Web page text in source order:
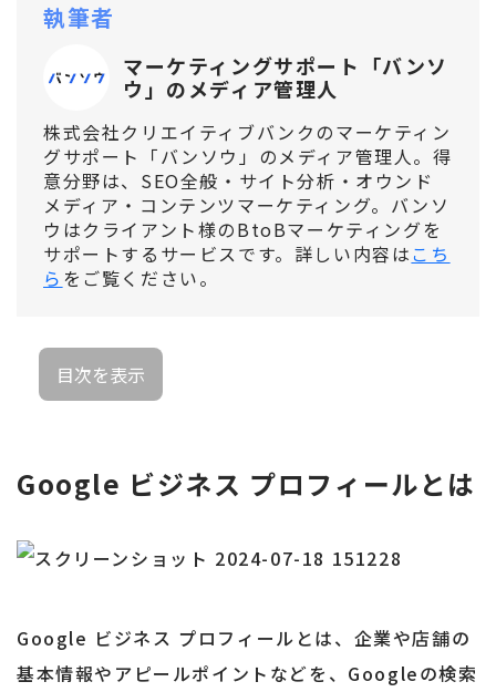
執筆者
マーケティングサポート「バンソ
ウ」のメディア管理人
株式会社クリエイティブバンクのマーケティン
グサポート「バンソウ」のメディア管理人。得
意分野は、SEO全般・サイト分析・オウンド
メディア・コンテンツマーケティング。バンソ
ウはクライアント様のBtoBマーケティングを
サポートするサービスです。詳しい内容はこち
ら をご覧ください。
目次を表示
Google ビジネス プロフィールとは
Google ビジネス プロフィールとは、企業や店舗の
基本情報やアピールポイントなどを、Googleの検索